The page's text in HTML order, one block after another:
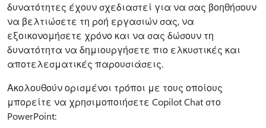
δυνατότητες έχουν σχεδιαστεί για να σας βοηθήσουν
να βελτιώσετε τη ροή εργασιών σας, να
εξοικονομήσετε χρόνο και να σας δώσουν τη
δυνατότητα να δημιουργήσετε πιο ελκυστικές και
αποτελεσματικές παρουσιάσεις.
Ακολουθούν ορισμένοι τρόποι με τους οποίους
μπορείτε να χρησιμοποιήσετε Copilot Chat στο
PowerPoint: